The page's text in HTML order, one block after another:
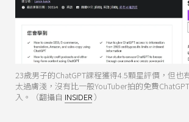
23歲男子的ChatGPT課程獲得4.5顆星評價，但也
太過膚淺，沒有比一般YouTuber拍的免費
入。（翻攝自 INSIDER ）